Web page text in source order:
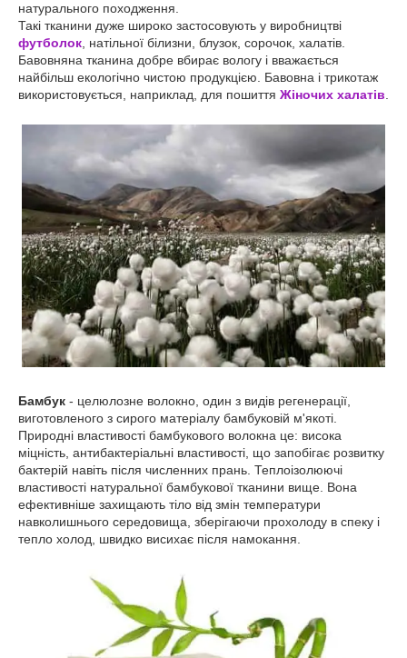
натурального походження.
Такі тканини дуже широко застосовують у виробництві
футболок, натільної білизни, блузок, сорочок, халатів.
Бавовняна тканина добре вбирає вологу і вважається
найбільш екологічно чистою продукцією. Бавовна і трикотаж
використовується, наприклад, для пошиття Жіночих халатів.
Бамбук - целюлозне волокно, один з видів регенерації,
виготовленого з сирого матеріалу бамбуковій м'якоті.
Природні властивості бамбукового волокна це: висока
міцність, антибактеріальні властивості, що запобігає розвитку
бактерій навіть після численних прань. Теплоізолюючі
властивості натуральної бамбукової тканини вище. Вона
ефективніше захищають тіло від змін температури
навколишнього середовища, зберігаючи прохолоду в спеку і
тепло холод, швидко висихає після намокання.